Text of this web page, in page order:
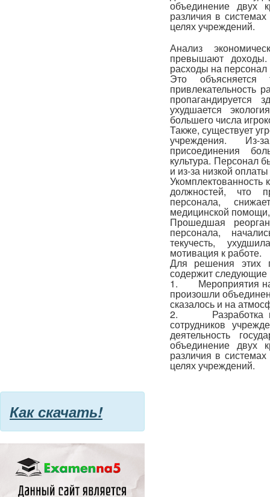
объединение двух
различия в
целях учреждений.
Анализ
превышают
расходы на персонал
Это
привлекательность
ухудшается
большего числа
Также, существует
учреждения. Из-
присоединения
культура. Персонал
и из-за низкой
Укомплектованность
должностей, что
персонала,
медицинской помощи,
Прошедшая
персонала,
текучесть,
мотивация к работе.
Для решения этих
содержит следующие
1. Мероприятия на
произошли
сказалось и на
2. Разработка
сотрудников
деятельность
объединение двух
различия в
целях учреждений.
Как скачать!